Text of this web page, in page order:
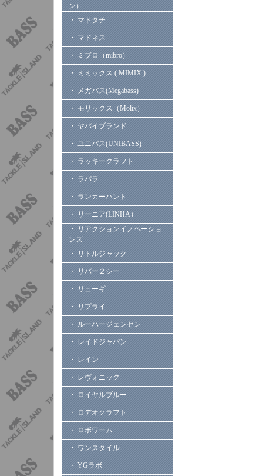
ン）
・ マドタチ
・ マドネス
・ ミブロ（mibro）
・ ミミックス ( MIMIX )
・ メガバス(Megabass)
・ モリックス（Molix）
・ ヤバイブランド
・ ユニバス(UNIBASS)
・ ラッキークラフト
・ ラパラ
・ ランカーハント
・ リーニア(LINHA）
・ リアクションイノベーショ
ンズ
・ リトルジャック
・ リバー２シー
・ リューギ
・ リプライ
・ ルーハージェンセン
・ レイドジャパン
・ レイン
・ レヴォニック
・ ロイヤルブルー
・ ロデオクラフト
・ ロボワーム
・ ワンスタイル
・ YGラボ